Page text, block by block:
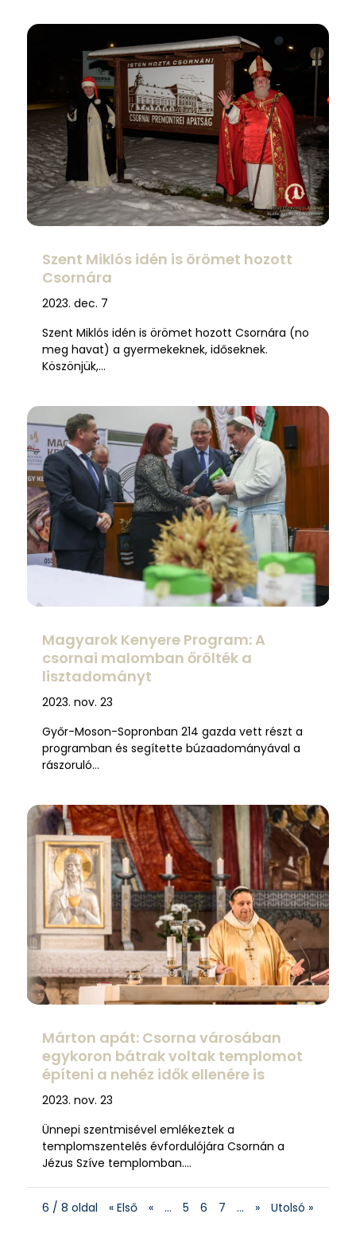
Szent Miklós idén is örömet hozott
Csornára
2023. dec. 7
Szent Miklós idén is örömet hozott Csornára (no
meg havat) a gyermekeknek, időseknek.
Köszönjük,…
Magyarok Kenyere Program: A
csornai malomban őrölték a
lisztadományt
2023. nov. 23
Győr-Moson-Sopronban 214 gazda vett részt a
programban és segítette búzaadományával a
rászoruló…
Márton apát: Csorna városában
egykoron bátrak voltak templomot
építeni a nehéz idők ellenére is
2023. nov. 23
Ünnepi szentmisével emlékeztek a
templomszentelés évfordulójára Csornán a
Jézus Szíve templomban….
6 / 8 oldal « Első « … 5 6 7 … » Utolsó »